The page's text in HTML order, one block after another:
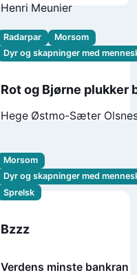
Henri Meunier
Radarpar
Morsom
Dyr og skapninger med
Rot og Bjørne plukker
Hege Østmo-Sæter
Morsom
Dyr og skapninger med
Sprelsk
Bzzz
Verdens minste bankran